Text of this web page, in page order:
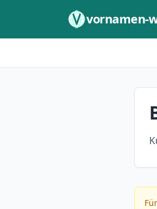
vornamen-